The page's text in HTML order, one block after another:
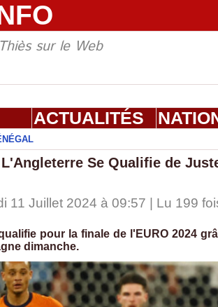
sur le Web
ACTUALITÉS
L'Angleterre Se Qualifie de
11 Juillet 2024 à 09:57 | Lu 199
pour la finale de l'EURO 2024
dimanche.